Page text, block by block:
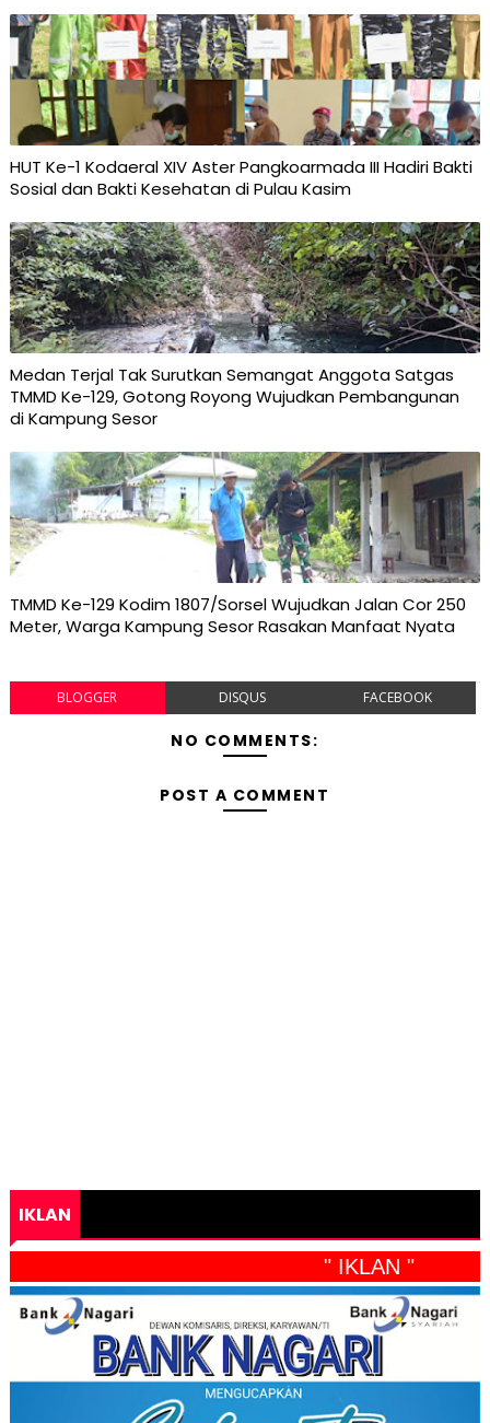
HUT Ke-1 Kodaeral XIV Aster Pangkoarmada III Hadiri Bakti
Sosial dan Bakti Kesehatan di Pulau Kasim
Medan Terjal Tak Surutkan Semangat Anggota Satgas
TMMD Ke-129, Gotong Royong Wujudkan Pembangunan
di Kampung Sesor
TMMD Ke-129 Kodim 1807/Sorsel Wujudkan Jalan Cor 250
Meter, Warga Kampung Sesor Rasakan Manfaat Nyata
BLOGGER DISQUS FACEBOOK
NO COMMENTS:
POST A COMMENT
IKLAN
" IKLAN "